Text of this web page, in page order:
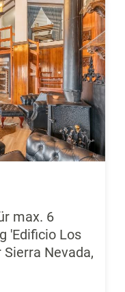
max. 6
'Edificio Los
Nevada,